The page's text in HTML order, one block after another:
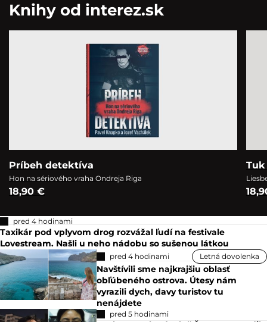
Knihy od interez.sk
Príbeh detektíva
Hon na sériového vraha Ondreja Riga
18,90 €
pred 4 hodinami
Taxikár pod vplyvom drog rozvážal ľudí na festivale
Lovestream. Našli u neho nádobu so sušenou látkou
pred 4 hodinami Letná dovolenka
Navštívili sme najkrajšiu oblasť
obľúbeného ostrova. Útesy nám
vyrazili dych, davy turistov tu
nenájdete
pred 5 hodinami